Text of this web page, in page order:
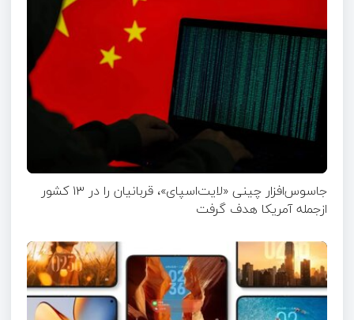
جاسوس‌افزار چینی «لایت‌اسپای»، قربانیان را در ۱۳ کشور
ازجمله آمریکا هدف گرفت